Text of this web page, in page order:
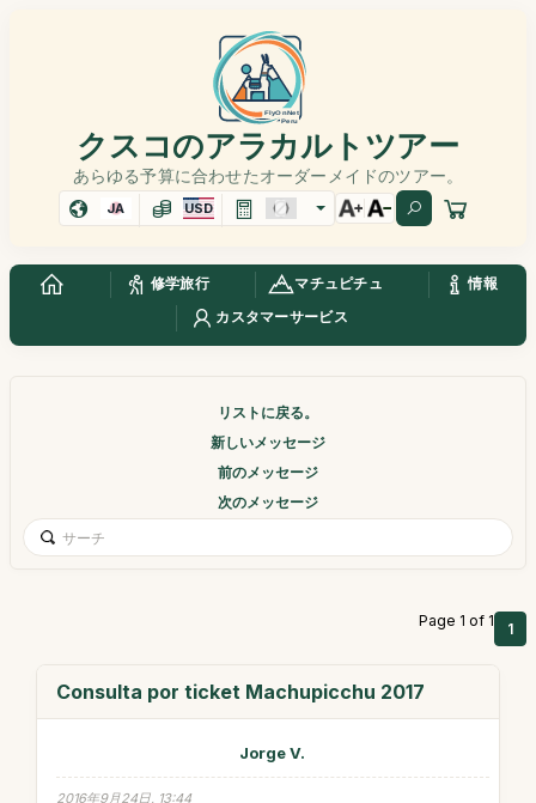
クスコのアラカルトツアー
あらゆる予算に合わせたオーダーメイドのツアー。
JA USD
修学旅行 マチュピチュ
情報
カスタマーサービス
リストに戻る。
新しいメッセージ
前のメッセージ
次のメッセージ
Page 1 of 1 1
Consulta por ticket Machupicchu 2017
Jorge V.
2016年9月24日, 13:44